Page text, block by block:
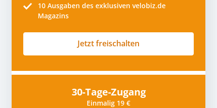
10 Ausgaben des exklusiven velobiz.de
Magazins
Jetzt freischalten
30-Tage-Zugang
Einmalig 19 €